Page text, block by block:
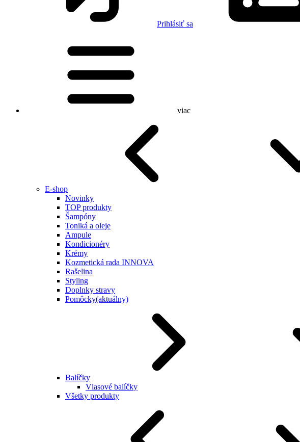
Prihlásiť sa
viac
E-shop
Novinky
TOP produkty
Šampóny
Toniká a oleje
Ampule
Kondicionéry
Krémy
Kozmetická rada INNOVA
Rašelina
Styling
Doplnky stravy
Pomôcky(aktuálny)
Balíčky
Vlasové balíčky
Všetky produkty